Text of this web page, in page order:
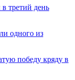
третий день
одного из
победу кряду в